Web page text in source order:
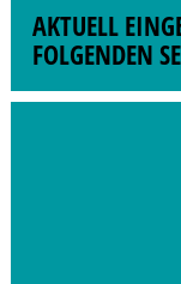
AKTUELL
FOLGENDEN